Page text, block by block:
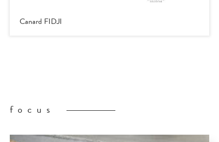
Canard FIDJI
focus